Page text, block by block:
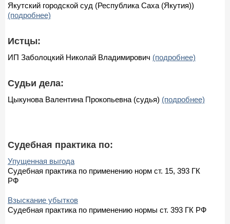
Якутский городской суд (Республика Саха (Якутия))
(подробнее)
Истцы:
ИП Заболоцкий Николай Владимирович (подробнее)
Судьи дела:
Цыкунова Валентина Прокопьевна (судья) (подробнее)
Судебная практика по:
Упущенная выгода
Судебная практика по применению норм ст. 15, 393 ГК
РФ
Взыскание убытков
Судебная практика по применению нормы ст. 393 ГК РФ